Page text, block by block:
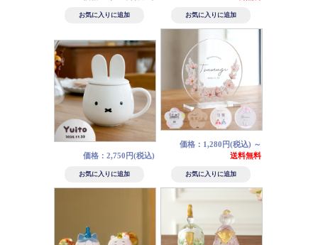
価格：2,750円(税込)
価格：1,280円(税込) ～
送料無料